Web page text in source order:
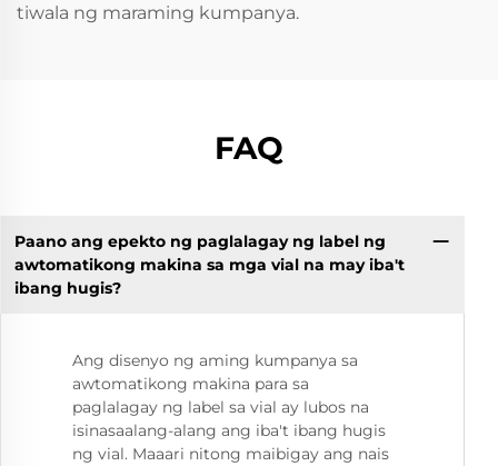
tiwala ng maraming kumpanya.
FAQ
Paano ang epekto ng paglalagay ng label ng
awtomatikong makina sa mga vial na may iba't
ibang hugis?
Ang disenyo ng aming kumpanya sa
awtomatikong makina para sa
paglalagay ng label sa vial ay lubos na
isinasaalang-alang ang iba't ibang hugis
ng vial. Maaari nitong maibigay ang nais